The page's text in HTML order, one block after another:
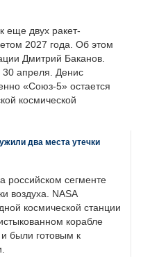
еще двух ракет-
2027 года. Об этом
Дмитрий Баканов.
30 апреля. Денис
«Союз-5» остается
космической
два места утечки
российском сегменте
воздуха. NASA
космической станции
корабле
были готовым к